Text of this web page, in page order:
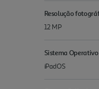
Resolução
12 MP
Sistema Operativo
iPadOS